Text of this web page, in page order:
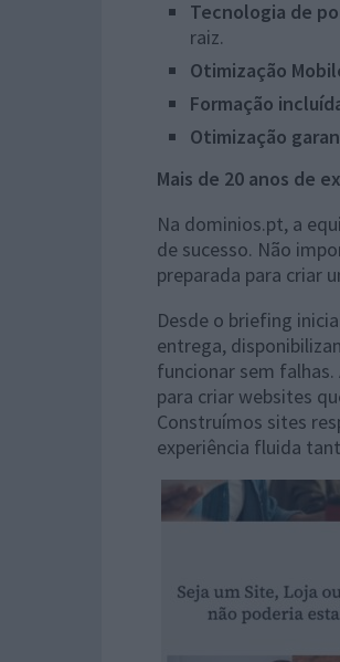
Tecnologia de
raiz.
Otimização
Formação
Otimização
Mais de 20 anos de
Na dominios.pt, a
de sucesso. Não
preparada para criar
Desde o briefing
entrega,
funcionar sem
para criar websites
Construímos sites
experiência fluida